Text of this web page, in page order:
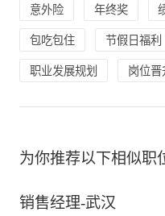
意外险 年终奖
包吃包住 节假日福利
职业发展规划 岗位晋
为你推荐以下相似职
销售经理-武汉